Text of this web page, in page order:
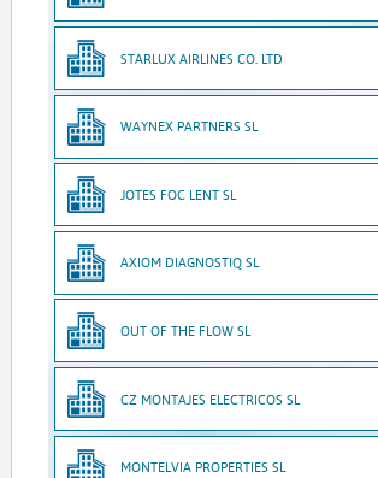
STARLUX AIRLINES CO. LTD
WAYNEX PARTNERS SL
JOTES FOC LENT SL
AXIOM DIAGNOSTIQ SL
OUT OF THE FLOW SL
CZ MONTAJES ELECTRICOS SL
MONTELVIA PROPERTIES SL